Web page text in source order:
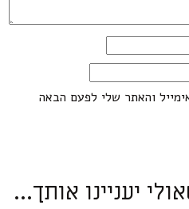
והאתר שלי לפעם הבאה
יעניינו אותך...